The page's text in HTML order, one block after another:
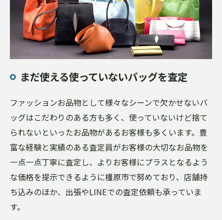
まだ使える使っていないバッグを査定
ファッションお品物として様々なシーンで欠かせないバ
ッグはこだわりのある方も多く、使っていないけど捨て
られないといったお品物があるお客様も多くいます。豊
富な経験と実績のある査定員がお客様の大切なお品物を
一点一点丁寧に査定し、よりお客様にプラスとなるよう
な価格を提示できるように橿原市で努めており、店舗持
ち込みのほか、出張やLINEでの査定依頼も承っていま
す。